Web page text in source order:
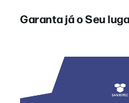
Garanta já o Seu